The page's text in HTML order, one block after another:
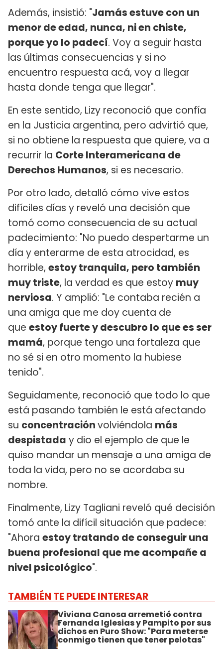
Además, insistió: "Jamás estuve con un
menor de edad, nunca, ni en chiste,
porque yo lo padecí. Voy a seguir hasta
las últimas consecuencias y si no
encuentro respuesta acá, voy a llegar
hasta donde tenga que llegar".
En este sentido, Lizy reconoció que confía
en la Justicia argentina, pero advirtió que,
si no obtiene la respuesta que quiere, va a
recurrir la Corte Interamericana de
Derechos Humanos, si es necesario.
Por otro lado, detalló cómo vive estos
difíciles días y reveló una decisión que
tomó como consecuencia de su actual
padecimiento: "No puedo despertarme un
día y enterarme de esta atrocidad, es
horrible, estoy tranquila, pero también
muy triste, la verdad es que estoy muy
nerviosa. Y amplió: "Le contaba recién a
una amiga que me doy cuenta de
que estoy fuerte y descubro lo que es ser
mamá, porque tengo una fortaleza que
no sé si en otro momento la hubiese
tenido".
Seguidamente, reconoció que todo lo que
está pasando también le está afectando
su concentraciónvolviéndola más
despistada y dio el ejemplo de que le
quiso mandar un mensaje a una amiga de
toda la vida, pero no se acordaba su
nombre.
Finalmente, Lizy Tagliani reveló qué decisión
tomó ante la difícil situación que padece:
"Ahora estoy tratando de conseguir una
buena profesional que me acompañe a
nivel psicológico".
TAMBIÉN TE PUEDE INTERESAR
Viviana Canosa arremetió contra
Fernanda Iglesias y Pampito por sus
dichos en Puro Show: "Para meterse
conmigo tienen que tener pelotas"